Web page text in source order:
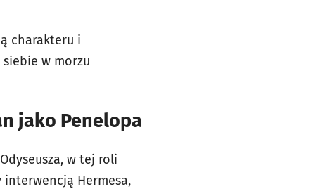
charakteru i
w morzu
jako Penelopa
w tej roli
interwencją Hermesa,